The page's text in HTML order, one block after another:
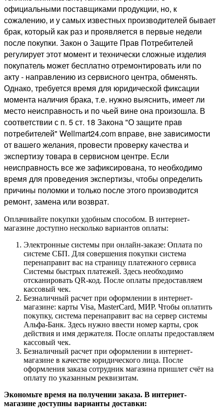
официальными поставщиками продукции, но, к
сожалению, и у самых известных производителей бывает
брак, который как раз и проявляется в первые недели
после покупки. Закон о Защите Прав Потребителей
регулирует этот момент и технически сложные изделия
покупатель может бесплатно отремонтировать или по
акту - направлению из сервисного центра, обменять.
Однако, требуется время для юридической фиксации
момента наличия брака, т.е. нужно выяснить, имеет ли
место неисправность и по чьей вине она произошла. В
соответствии с п. 5 ст. 18 Закона "О защите прав
потребителей" Wellmart24.com вправе, вне зависимости
от вашего желания, провести проверку качества и
экспертизу товара в сервисном центре. Если
неисправность все же зафиксирована, то необходимо
время для проведения экспертизы, чтобы определить
причины поломки и только после этого производится
ремонт, замена или возврат.
Оплачивайте покупки удобным способом. В интернет-
магазине доступно несколько вариантов оплаты:
Электронные системы при онлайн-заказе: Оплата по
системе СБП. Для совершения покупки система
перенаправит вас на страницу платежного сервиса
Системы быстрых платежей. Здесь необходимо
отсканировать QR-код. После оплаты предоставляем
кассовый чек.
Безналичный расчет при оформлении в интернет-
магазине: карты Visa, MasterCard, МИР. Чтобы оплатить
покупку, система перенаправит вас на сервер системы
Альфа-Банк. Здесь нужно ввести номер карты, срок
действия и имя держателя. После оплаты предоставляем
кассовый чек.
Безналичный расчет при оформлении в интернет-
магазине в качестве юридического лица. После
оформления заказа сотрудник магазина пришлет счёт на
оплату по указанным реквизитам.
Экономьте время на получении заказа. В интернет-
магазине доступны варианты доставки: